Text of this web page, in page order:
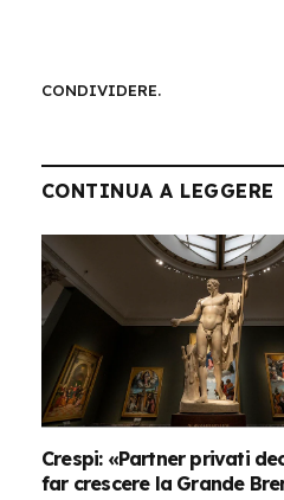
CONDIVIDERE.
CONTINUA A LEGGERE
Crespi: «Partner privati
far crescere la Grande